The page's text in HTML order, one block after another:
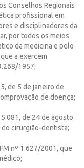
Conselhos Regionais
profissional em
e disciplinadores da
por todos os meios
da medicina e pelo
a exercem
1957;
de 5 de janeiro de
de doença;
de 24 de agosto
cirurgião-dentista;
nº 1.627/2001, que